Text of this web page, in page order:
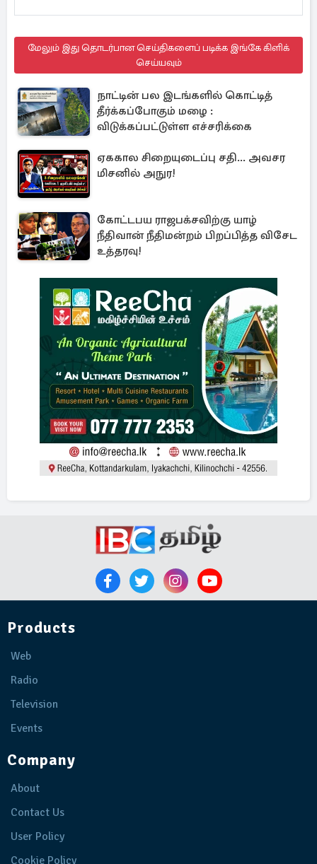
மேலும் இது தொடர்பான செய்திகளைப் படிக்க இங்கே கிளிக்
செய்யவும்
நாட்டின் பல இடங்களில் கொட்டித்
தீர்க்கப்போகும் மழை :
விடுக்கப்பட்டுள்ள எச்சரிக்கை
ஏககால சிறையுடைப்பு சதி... அவசர
மிசனில் அநுர!
கோட்டபய ராஜபக்சவிற்கு யாழ்
நீதிவான் நீதிமன்றம் பிறப்பித்த விசேட
உத்தரவு!
Products
Web
Radio
Television
Events
Company
About
Contact Us
User Policy
Cookie Policy